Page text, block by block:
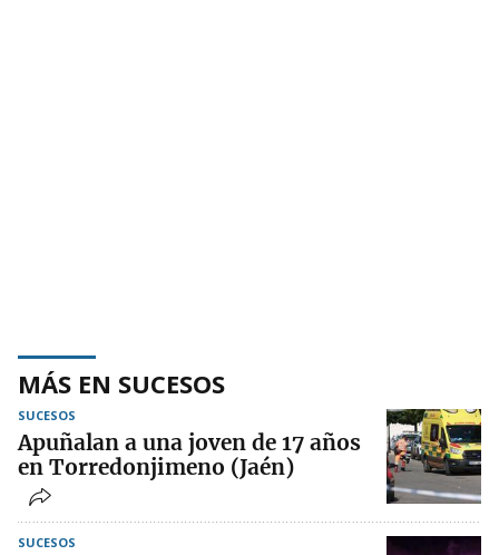
MÁS EN SUCESOS
SUCESOS
Apuñalan a una joven de 17 años
en Torredonjimeno (Jaén)
SUCESOS